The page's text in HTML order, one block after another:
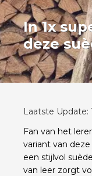
In 1x
deze
Laatste Update:
Fan van het
variant van
een stijlvol
van leer zorgt